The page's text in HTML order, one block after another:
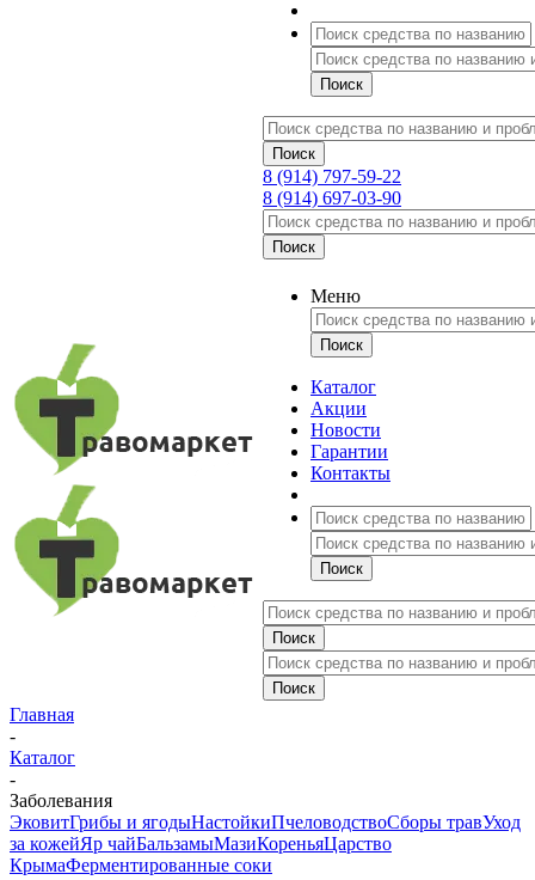
8 (914) 797-59-22
8 (914) 697-03-90
Меню
Каталог
Акции
Новости
Гарантии
Контакты
Главная
-
Каталог
-
Заболевания
ЭковитГрибы и ягодыНастойкиПчеловодствоСборы травУход
за кожейЯр чайБальзамыМазиКореньяЦарство
КрымаФерментированные соки